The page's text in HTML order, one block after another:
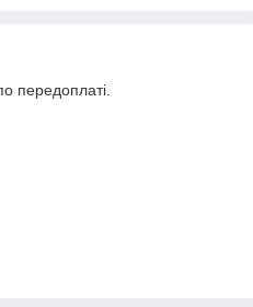
передоплаті.